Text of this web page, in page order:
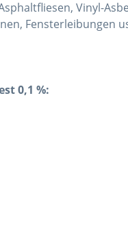
Vinyl-
Fensterleibungen
0,1 %: